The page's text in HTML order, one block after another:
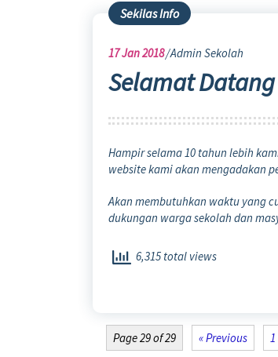
Sekilas Info
17Jan 2018 Admin Sekolah
Selamat
Hampir selama 10 tahun lebih
website kami akan mengadakan
Akan membutuhkan waktu yang
dukungan warga sekolah dan
6,315 total views
Page 29 of 29 « Previous 1